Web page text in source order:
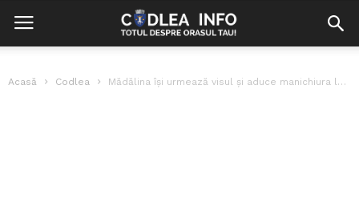
Acasă Codlea Mădălina își urmează visul și aduce manichiura la rang de artă!